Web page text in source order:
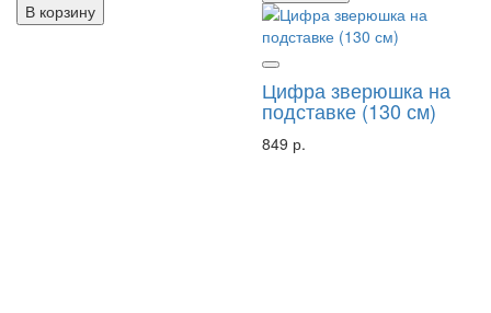
В корзину
Цифра зверюшка на
подставке (130 см)
849 р.